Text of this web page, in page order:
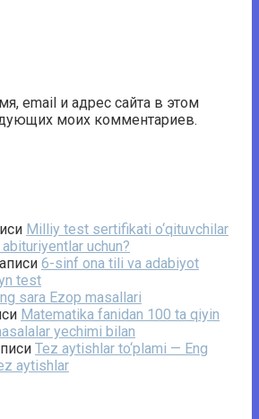
email и адрес сайта в этом
моих комментариев.
Milliy test sertifikati o‘qituvchilar
uchun?
6-sinf ona tili va adabiyot
test
sara Ezop masallari
Matematika fanidan 100 ta qiyin
yechimi bilan
Tez aytishlar to‘plami — Eng
aytishlar